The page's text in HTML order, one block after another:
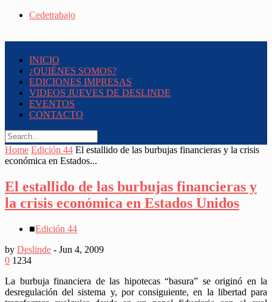
Cedetrabajo
INICIO
¿QUIÉNES SOMOS?
EDICIONES IMPRESAS
VIDEOS JUEVES DE DESLINDE
EVENTOS
CONTACTO
Home Edición 44 El estallido de las burbujas financieras y la crisis
económica en Estados...
El estallido de las burbujas financieras y
la crisis económica en Estados Unidos
■Edición 44
by Deslinde - Jun 4, 2009
0 1234
La burbuja financiera de las hipotecas “basura” se originó en la
desregulación del sistema y, por consiguiente, en la libertad para